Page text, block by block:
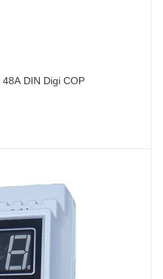
DIN Digi COP